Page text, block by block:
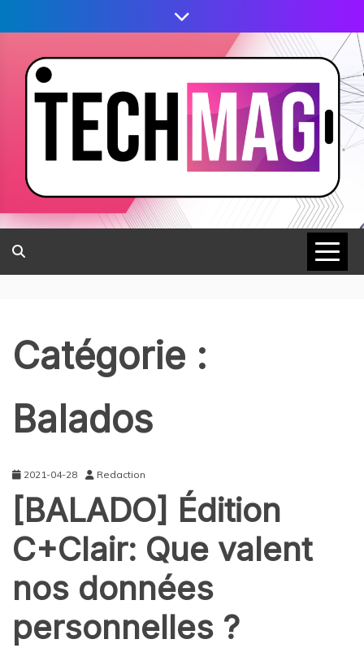
Catégorie :
Balados
2021-04-28 Redaction
[BALADO] Édition
C+Clair: Que valent
nos données
personnelles ?